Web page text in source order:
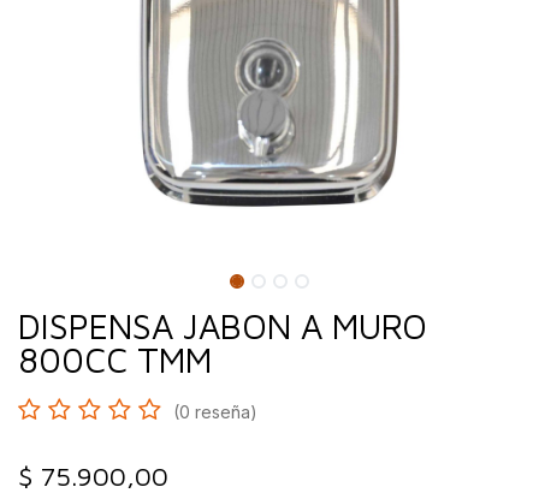
DISPENSA JABON A MURO
800CC TMM
(0 reseña)
$ 75.900,00